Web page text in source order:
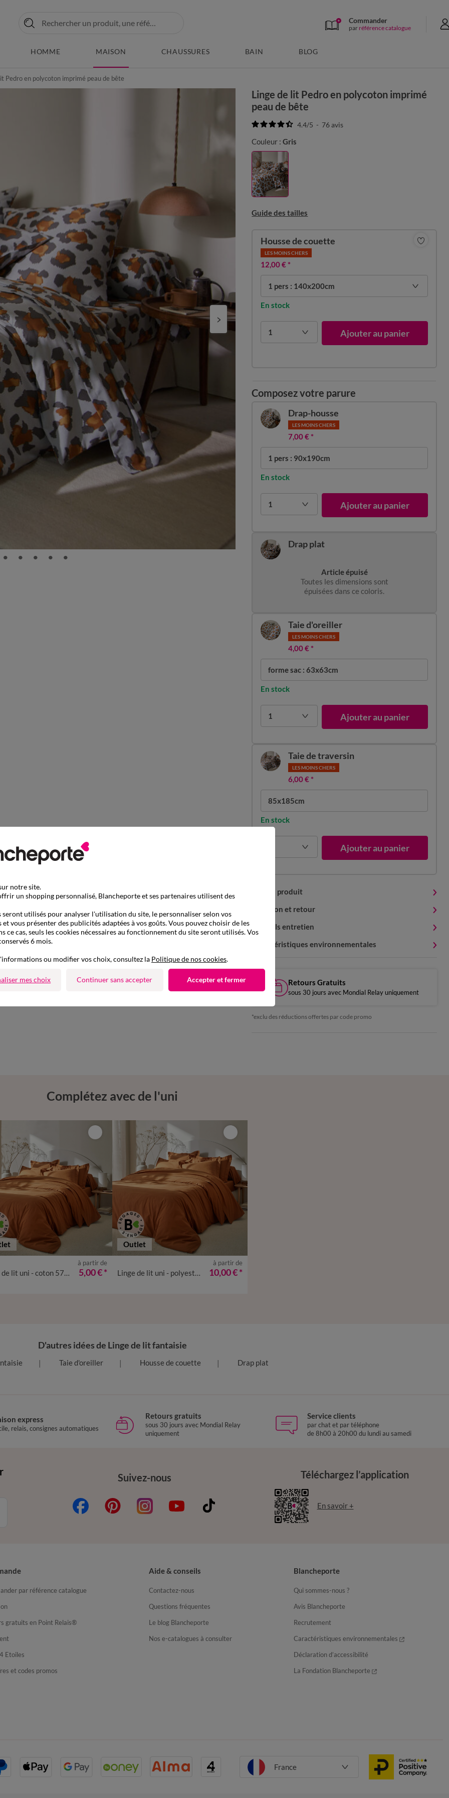
Commander
par référence catalogue
HOMME MAISON CHAUSSURES BAIN BLOG
Pedro en polycoton imprimé peau de bête
Linge de lit Pedro en polycoton imprimé
peau de bête
4.4/5 - 76avis
Couleur : Gris
Guide des tailles
1 pers : 140x200cm
En stock
1 Ajouter au panier
Housse de couette
12,00 €*
LES MOINS CHERS
Composez votre parure
1 pers : 90x190cm
En stock
1 Ajouter au panier
Drap-housse
7,00 €*
LES MOINS CHERS
Article épuisé
Toutes les dimensions sont
épuisées dans ce coloris.
Drap plat
forme sac : 63x63cm
En stock
1 Ajouter au panier
Taie d'oreiller
4,00 €*
LES MOINS CHERS
85x185cm
En stock
Ajouter au panier
Taie de traversin
6,00 €*
LES MOINS CHERS
Détails produit
Livraison et retour
Conseils entretien
Caractéristiques environnementales
Retours Gratuits
sous 30 jours avec Mondial Relay uniquement
*exclu des réductions offertes par code promo
Complétez avec de l'uni
Linge de lit uni - coton 57 fils/cm²
à partir de
5,00 €*
Outlet
Linge de lit uni - polyester-coton 57 fils/cm²
à partir de
10,00 €*
D'autres idées de Linge de lit fantaisie
Taie d'oreiller Housse de couette Drap plat
express
relais, consignes automatiques
Retours gratuits
sous 30 jours avec Mondial Relay
uniquement
Service clients
par chat et par téléphone
de 8h00 à 20h00 du lundi au samedi
Suivez-nous Téléchargez l’application
En savoir +
par référence catalogue
gratuits en Point Relais®
Etoiles
et codes promos
Aide & conseils
Contactez-nous
Questions fréquentes
Le blog Blancheporte
Nos e-catalogues à consulter
Blancheporte
Qui sommes-nous ?
Avis Blancheporte
Recrutement
Caractéristiques environnementales
Déclaration d’accessibilité
La Fondation Blancheporte
France
notre site.
un shopping personnalisé, Blancheporte et ses partenaires utilisent des
seront utilisés pour analyser l'utilisation du site, le personnaliser selon vos
et vous présenter des publicités adaptées à vos goûts. Vous pouvez choisir de les
ce cas, seuls les cookies nécessaires au fonctionnement du site seront utilisés. Vos
6 mois.
ou modifier vos choix, consultez la Politique de nos cookies.
mes choix Continuer sans accepter Accepter et fermer